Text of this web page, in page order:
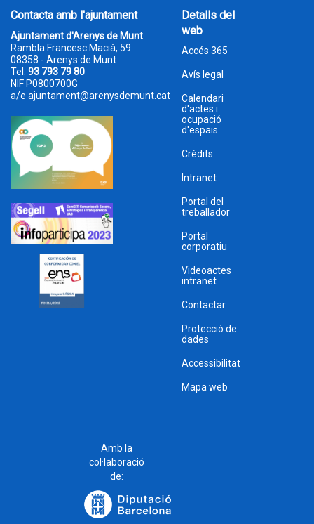
Contacta amb l'ajuntament
Ajuntament d'Arenys de Munt
Rambla Francesc Macià, 59
08358 - Arenys de Munt
Tel. 93 793 79 80
NIF P0800700G
a/e ajuntament@arenysdemunt.cat
Detalls del
web
Accés 365
Avís legal
Calendari
d'actes i
ocupació
d'espais
Crèdits
Intranet
Portal del
treballador
Portal
corporatiu
Videoactes
intranet
Contactar
Protecció de
dades
Accessibilitat
Mapa web
Amb la
col·laboració
de: